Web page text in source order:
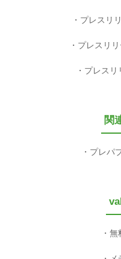
プレスリ
プレスリ
プレスリ
関
プレパ
無